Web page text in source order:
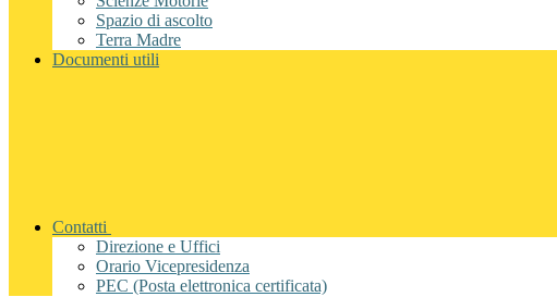
Spazio di ascolto
Terra Madre
Documenti utili
Contatti
Direzione e Uffici
Orario Vicepresidenza
PEC (Posta elettronica certificata)